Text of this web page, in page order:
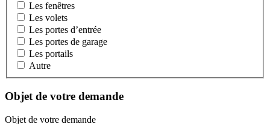
Les fenêtres
Les volets
Les portes d’entrée
Les portes de garage
Les portails
Autre
Objet de votre demande
Objet de votre demande